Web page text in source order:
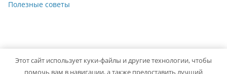
Полезные советы
Copyright © 2026 Travelbox27. Powered byColorMagand
Этот сайт использует куки-файлы и другие технологии, чтобы
помочь вам в навигации, а также предоставить лучший